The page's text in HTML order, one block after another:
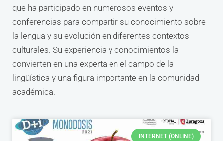
que ha participado en numerosos eventos y
conferencias para compartir su conocimiento sobre
la lengua y su evolución en diferentes contextos
culturales. Su experiencia y conocimientos la
convierten en una experta en el campo de la
lingüística y una figura importante en la comunidad
académica.
INTERNET (ONLINE)